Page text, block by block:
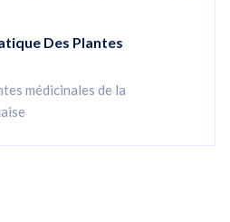
Des Plantes
médicinales de la